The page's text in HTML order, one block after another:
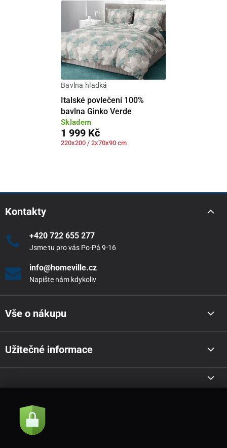
Bavlna hladká
Italské povlečení 100%
bavlna Ginko Verde
Skladem
1 999 Kč
220x200 / 2x70x90 cm
Kontakty
+420 722 655 277
Jsme tu pro vás Po-Pá 9-16
info@homeville.cz
Napište nám kdykoliv
Vše o nákupu
Užitečné informace
Akce a novinky e-mailem